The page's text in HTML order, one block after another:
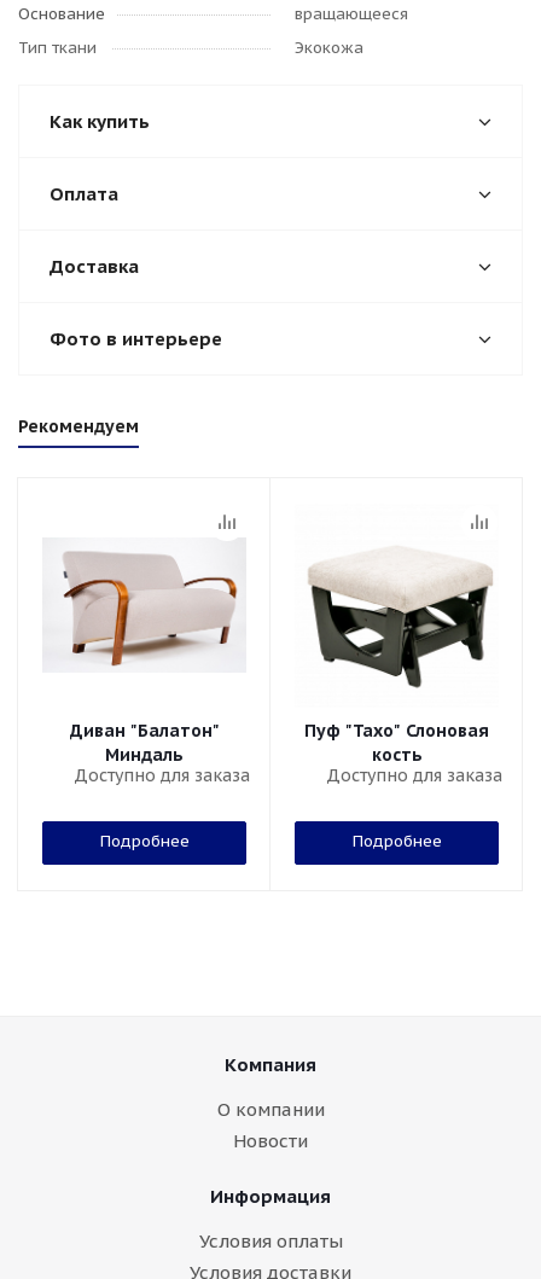
Основание
вращающееся
Тип ткани
Экокожа
Как купить
Оплата
Доставка
Фото в интерьере
Рекомендуем
Диван "Балатон"
Миндаль
Доступно для заказа
Подробнее
Пуф "Тахо" Слоновая
кость
Доступно для заказа
Подробнее
Компания
О компании
Новости
Информация
Условия оплаты
Условия доставки